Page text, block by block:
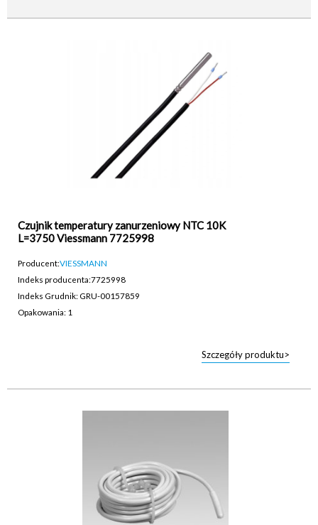
Czujnik temperatury zanurzeniowy NTC 10K
L=3750 Viessmann 7725998
Producent:VIESSMANN
Indeks producenta:7725998
Indeks Grudnik: GRU-00157859
Opakowania: 1
Szczegóły produktu>